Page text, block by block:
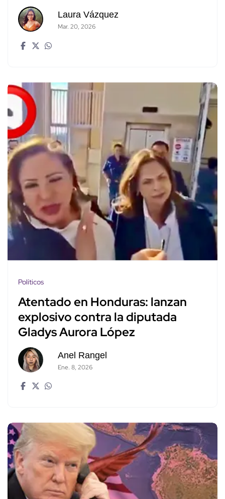
Laura Vázquez
Mar. 20, 2026
Políticos
Atentado en Honduras: lanzan
explosivo contra la diputada
Gladys Aurora López
Anel Rangel
Ene. 8, 2026